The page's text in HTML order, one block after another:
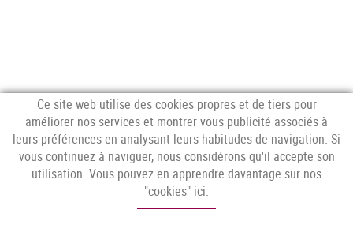
CONTACTEZ-NOUS
C/ Espolla, 14,
17751 Sant Climent Sescebes, Girona
Ce site web utilise des cookies propres et de tiers pour
améliorer nos services et montrer vous publicité associés à
leurs préférences en analysant leurs habitudes de navigation. Si
vous continuez à naviguer, nous considérons qu'il accepte son
utilisation. Vous pouvez en apprendre davantage sur nos
"cookies" ici.